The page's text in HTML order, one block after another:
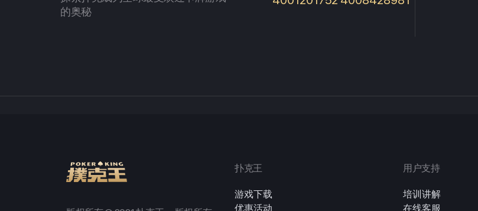
的奥秘
扑克王
游戏下载
优惠活动
用户支持
培训讲解
在线客服